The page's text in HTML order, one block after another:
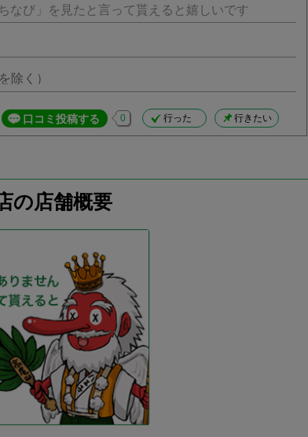
なび」を見たと言って貰えると嬉しいです
除く）
口コミ投稿する 0 行った 行きたい
の店舗概要